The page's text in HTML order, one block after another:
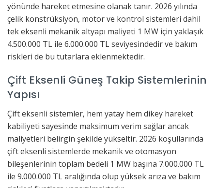
yönünde hareket etmesine olanak tanır. 2026 yılında
çelik konstrüksiyon, motor ve kontrol sistemleri dahil
tek eksenli mekanik altyapı maliyeti 1 MW için yaklaşık
4.500.000 TL ile 6.000.000 TL seviyesindedir ve bakım
riskleri de bu tutarlara eklenmektedir.
Çift Eksenli Güneş Takip Sistemlerinin
Yapısı
Çift eksenli sistemler, hem yatay hem dikey hareket
kabiliyeti sayesinde maksimum verim sağlar ancak
maliyetleri belirgin şekilde yükseltir. 2026 koşullarında
çift eksenli sistemlerde mekanik ve otomasyon
bileşenlerinin toplam bedeli 1 MW başına 7.000.000 TL
ile 9.000.000 TL aralığında olup yüksek arıza ve bakım